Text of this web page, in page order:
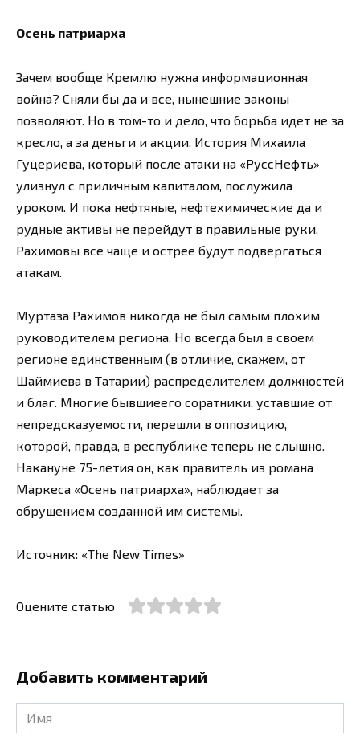
Осень патриарха
Зачем вообще Кремлю нужна информационная
война? Сняли бы да и все, нынешние законы
позволяют. Но в том-то и дело, что борьба идет не за
кресло, а за деньги и акции. История Михаила
Гуцериева, который после атаки на «РуссНефть»
улизнул с приличным капиталом, послужила
уроком. И пока нефтяные, нефтехимические да и
рудные активы не перейдут в правильные руки,
Рахимовы все чаще и острее будут подвергаться
атакам.
Муртаза Рахимов никогда не был самым плохим
руководителем региона. Но всегда был в своем
регионе единственным (в отличие, скажем, от
Шаймиева в Татарии) распределителем должностей
и благ. Многие бывшиеего соратники, уставшие от
непредсказуемости, перешли в оппозицию,
которой, правда, в республике теперь не слышно.
Накануне 75-летия он, как правитель из романа
Маркеса «Осень патриарха», наблюдает за
обрушением созданной им системы.
Источник: «The New Times»
Оцените статью
Добавить комментарий
Имя
*